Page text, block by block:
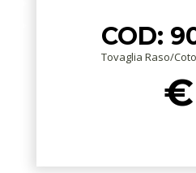
COD:
Tovaglia Raso/
€